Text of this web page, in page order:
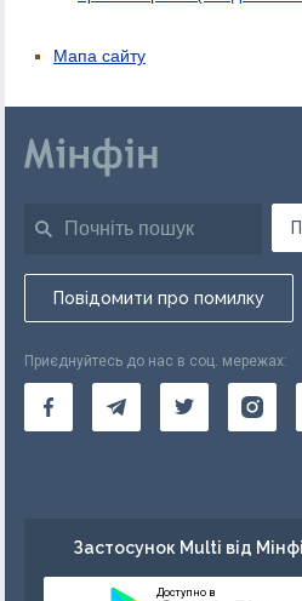
Мапа сайту
Повідомити про помилку
Приєднуйтесь до нас в соц. мережах:
Застосунок Multi від
Доступно в